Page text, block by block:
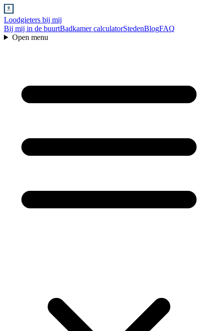
Loodgieters bij mij
Bij mij in de buurtBadkamer calculatorStedenBlogFAQ
Open menu